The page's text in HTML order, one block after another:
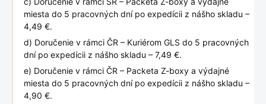
miesta do 5 pracovných dní po expedícii z nášho skladu –
4,49 €.
d) Doručenie v rámci ČR – Kuriérom GLS do 5 pracovných
dní po expedícii z nášho skladu – 7,49 €.
e) Doručenie v rámci ČR – Packeta Z-boxy a výdajné
miesta do 5 pracovných dní po expedícii z nášho skladu –
4,90 €.